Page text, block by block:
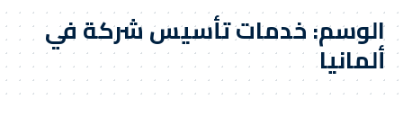
الوسم:خدمات تأسيس شركة في
ألمانيا